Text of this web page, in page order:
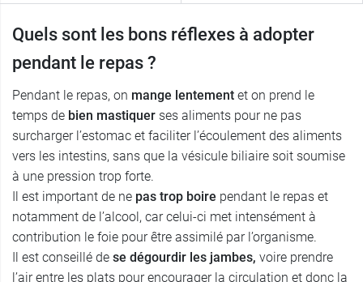
Quels sont les bons réflexes à adopter
pendant le repas ?
Pendant le repas, on mange lentement et on prend le
temps de bien mastiquer ses aliments pour ne pas
surcharger l’estomac et faciliter l’écoulement des aliments
vers les intestins, sans que la vésicule biliaire soit soumise
à une pression trop forte.
Il est important de ne pas trop boire pendant le repas et
notamment de l’alcool, car celui-ci met intensément à
contribution le foie pour être assimilé par l’organisme.
Il est conseillé de se dégourdir les jambes, voire prendre
l’air entre les plats pour encourager la circulation et donc la